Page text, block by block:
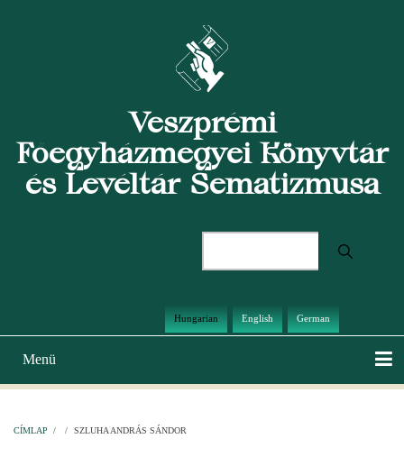
Veszprémi
Főegyházmegyei Könyvtár
és Levéltár Sematizmusa
Hungarian English German
Main
navigation
Menü
CÍMLAP / / SZLUHA ANDRÁS SÁNDOR